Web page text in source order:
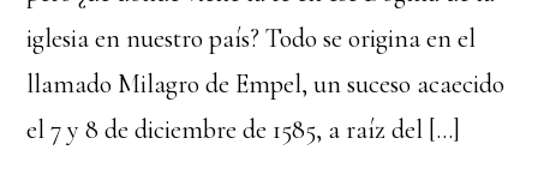
iglesia en nuestro país? Todo se origina en el
llamado Milagro de Empel, un suceso acaecido
el 7 y 8 de diciembre de 1585, a raíz del […]